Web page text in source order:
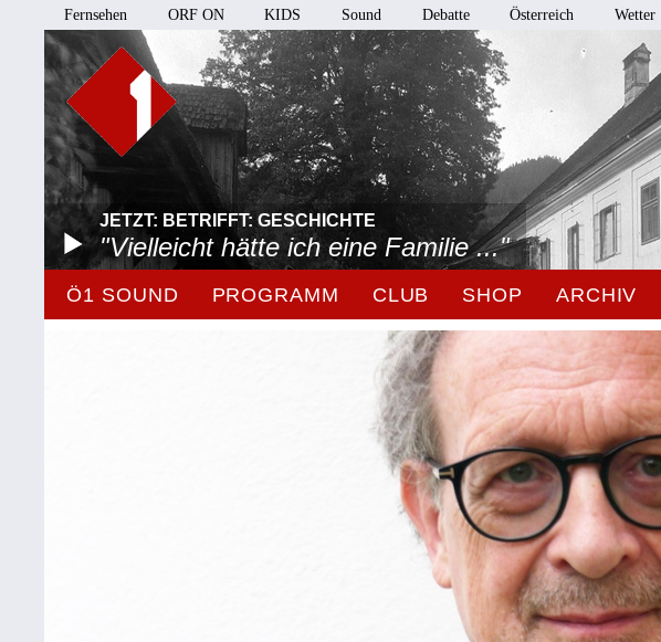
Fernsehen ORF ON KIDS Sound Debatte Österreich Wetter
JETZT: BETRIFFT: GESCHICHTE
"Vielleicht hätte ich eine Familie ..."
Ö1 SOUND PROGRAMM CLUB SHOP ARCHIV